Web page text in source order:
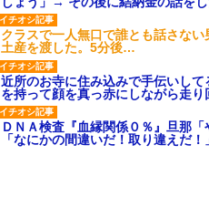
クラスで一人無口で誰とも話さな
土産を渡した。5分後…
近所のお寺に住み込みで手伝いし
を持って顔を真っ赤にしながら走
ＤＮＡ検査『血縁関係０％』旦那
「なにかの間違いだ！取り違えだ